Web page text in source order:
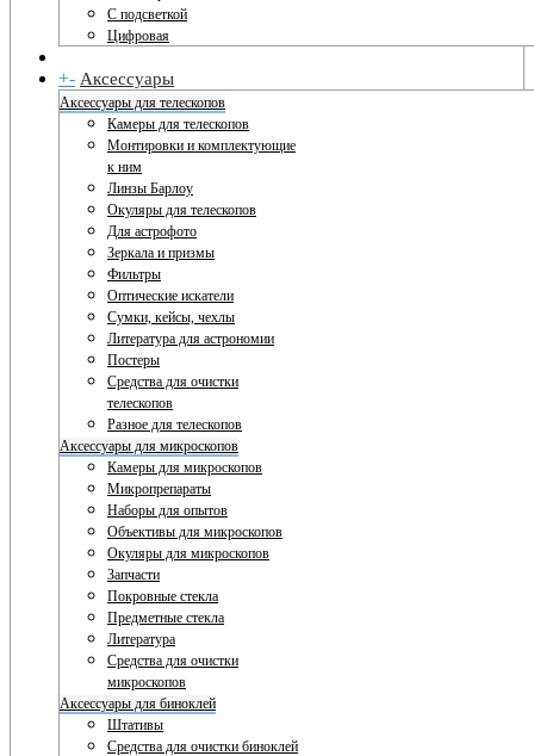
С подсветкой
Цифровая
+- Аксессуары
Аксессуары для телескопов
Камеры для телескопов
Монтировки и комплектующие
к ним
Линзы Барлоу
Окуляры для телескопов
Для астрофото
Зеркала и призмы
Фильтры
Оптические искатели
Сумки, кейсы, чехлы
Литература для астрономии
Постеры
Средства для очистки
телескопов
Разное для телескопов
Аксессуары для микроскопов
Камеры для микроскопов
Микропрепараты
Наборы для опытов
Объективы для микроскопов
Окуляры для микроскопов
Запчасти
Покровные стекла
Предметные стекла
Литература
Средства для очистки
микроскопов
Аксессуары для биноклей
Штативы
Средства для очистки биноклей